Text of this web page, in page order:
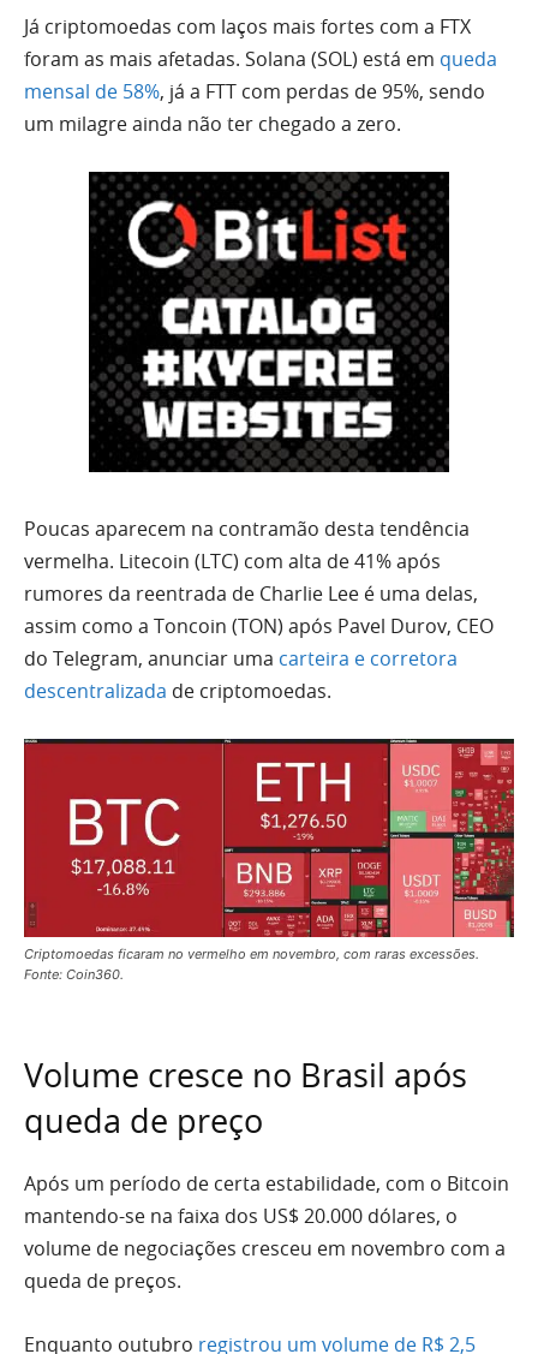
Já criptomoedas com laços mais fortes com a FTX
foram as mais afetadas. Solana (SOL) está em queda
mensal de 58%, já a FTT com perdas de 95%, sendo
um milagre ainda não ter chegado a zero.
Poucas aparecem na contramão desta tendência
vermelha. Litecoin (LTC) com alta de 41% após
rumores da reentrada de Charlie Lee é uma delas,
assim como a Toncoin (TON) após Pavel Durov, CEO
do Telegram, anunciar uma carteira e corretora
descentralizada de criptomoedas.
Criptomoedas ficaram no vermelho em novembro, com raras excessões.
Fonte: Coin360.
Volume cresce no Brasil após
queda de preço
Após um período de certa estabilidade, com o Bitcoin
mantendo-se na faixa dos US$ 20.000 dólares, o
volume de negociações cresceu em novembro com a
queda de preços.
Enquanto outubro registrou um volume de R$ 2,5